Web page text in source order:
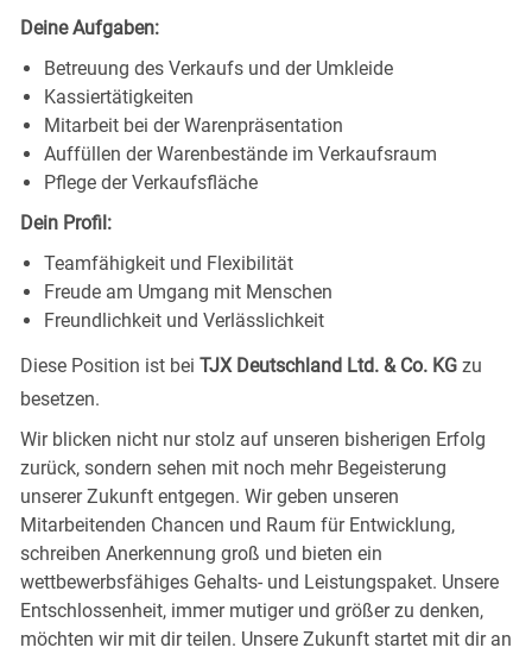
Deine Aufgaben:
Betreuung des Verkaufs und der Umkleide
Kassiertätigkeiten
Mitarbeit bei der Warenpräsentation
Auffüllen der Warenbestände im Verkaufsraum
Pflege der Verkaufsfläche
Dein Profil:
Teamfähigkeit und Flexibilität
Freude am Umgang mit Menschen
Freundlichkeit und Verlässlichkeit
Diese Position ist bei TJX Deutschland Ltd. & Co. KG zu
besetzen.
Wir blicken nicht nur stolz auf unseren bisherigen Erfolg
zurück, sondern sehen mit noch mehr Begeisterung
unserer Zukunft entgegen. Wir geben unseren
Mitarbeitenden Chancen und Raum für Entwicklung,
schreiben Anerkennung groß und bieten ein
wettbewerbsfähiges Gehalts- und Leistungspaket. Unsere
Entschlossenheit, immer mutiger und größer zu denken,
möchten wir mit dir teilen. Unsere Zukunft startet mit dir an